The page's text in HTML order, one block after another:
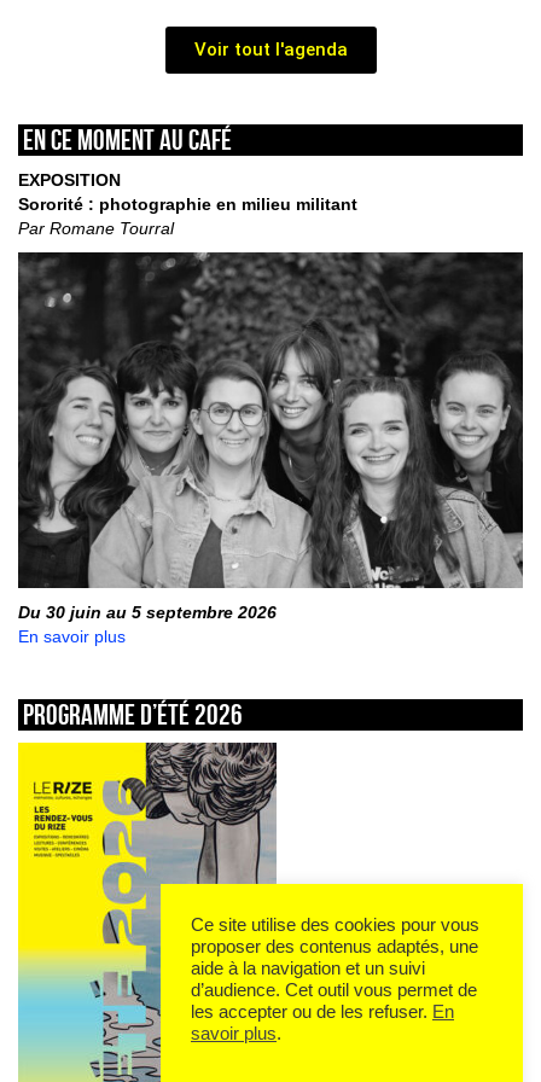
Voir tout l'agenda
En ce moment au café
EXPOSITION
Sororité : photographie en milieu militant
Par Romane Tourral
Du 30 juin au 5 septembre 2026
En savoir plus
Programme d’été 2026
Ce site utilise des cookies pour vous
proposer des contenus adaptés, une
aide à la navigation et un suivi
d’audience. Cet outil vous permet de
les accepter ou de les refuser. En
savoir plus.